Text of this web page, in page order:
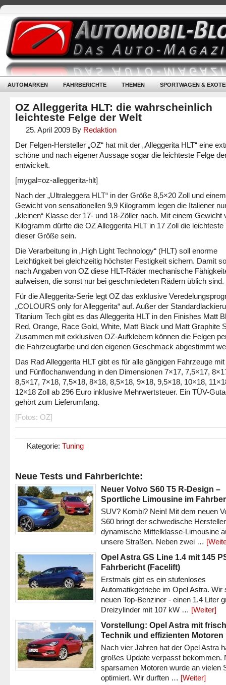
AUTOMARKEN FAHRBERICHTE THEMEN SPORTWAGEN &
OZ Alleggerita HLT: die wahrscheinlich
leichteste Felge der Welt
25. April 2009 By Redaktion
Der Felgen-Hersteller „OZ“ hat mit der „Alleggerita HLT“ eine
schöne und nach eigener Aussage sogar die leichteste Felge
entwickelt.
[mygal=oz-alleggerita-hlt]
Nach der „Ultraleggera HLT“ in der Größe 8,5×20 Zoll und einem
Gewicht von sensationellen 9,9 Kilogramm legen die Italiener
„kleinen“ Klasse der 17- und 18-Zöller nach. Mit einem Gewicht
Kilogramm dürfte die OZ Alleggerita HLT in 17 Zoll die leichteste
dieser Größe sein.
Die Verarbeitung in „High Light Technology“ (HLT) soll enorme
Leichtigkeit bei gleichzeitig höchster Festigkeit sichern. Damit
nach Angaben von OZ diese HLT-Räder mechanische
aufweisen, die sonst nur bei geschmiedeten Rädern üblich sind.
Für die Alleggerita-Serie legt OZ das exklusive
„COLOURS only for Alleggerita“ auf. Außer der
Titanium Tech gibt es das Alleggerita HLT in den Finishes Matt
Red, Orange, Race Gold, White, Matt Black und Matt Graphite
Zusammen mit exklusiven OZ-Aufklebern können die Felgen
die Fahrzeugfarbe und den eigenen Geschmack abgestimmt
Das Rad Alleggerita HLT gibt es für alle gängigen Fahrzeuge
und Fünflochanwendung in den Dimensionen 7×17, 7,5×17,
8,5×17, 7×18, 7,5×18, 8×18, 8,5×18, 9×18, 9,5×18, 10×18,
12×18 Zoll ab 296 Euro inklusive Mehrwertsteuer. Ein TÜV-
gehört zum Lieferumfang.
[Fotos: OZ]
Kategorie: Tuning
Neue Tests und Fahrberichte:
Neuer Volvo S60 T5 R-Design –
Sportliche Limousine im
SUV? Kombi? Nein! Mit dem neuen
S60 bringt der schwedische
dynamische Mittelklasse-Limousine
unsere Straßen. Neben zwei …
Opel Astra GS Line 1.4 mit 145
Fahrbericht (Facelift)
Erstmals gibt es ein stufenloses
Automatikgetriebe im Opel Astra. Wir
neuen Top-Benziner - einen 1.4 Liter
Dreizylinder mit 107 kW … [Weiter]
Vorstellung: Opel Astra mit
Technik und effizienten Motoren
Nach vier Jahren hat der Opel Astra
großes Update verpasst bekommen.
sparsamen Motoren wurde an vielen
optimiert. Wir durften … [Weiter]